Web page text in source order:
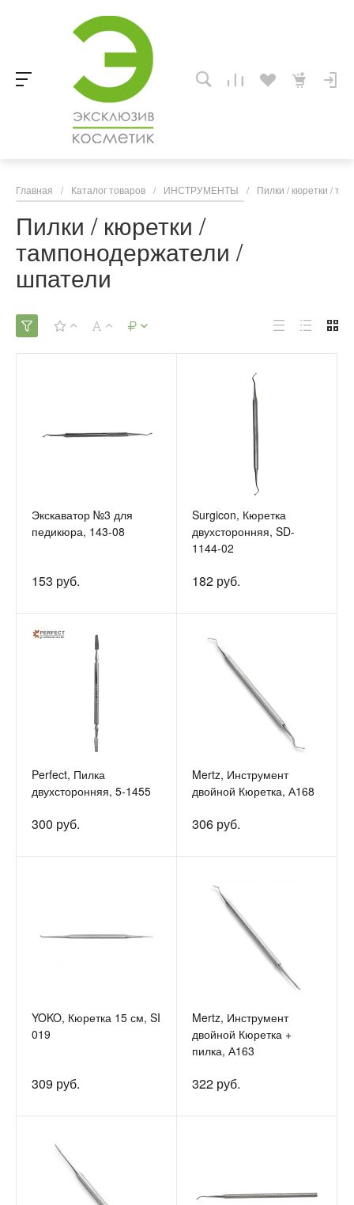
Главная / Каталог товаров / ИНСТРУМЕНТЫ / Пилки / кюретки /
Пилки / кюретки /
тампонодержатели /
шпатели
Экскаватор №3 для
педикюра, 143-08
153 руб.
Surgicon, Кюретка
двухсторонняя, SD-
1144-02
182 руб.
Perfect, Пилка
двухсторонняя, 5-1455
300 руб.
Mertz, Инструмент
двойной Кюретка, А168
306 руб.
YOKO, Кюретка 15 см, SI
019
309 руб.
Mertz, Инструмент
двойной Кюретка +
пилка, А163
322 руб.